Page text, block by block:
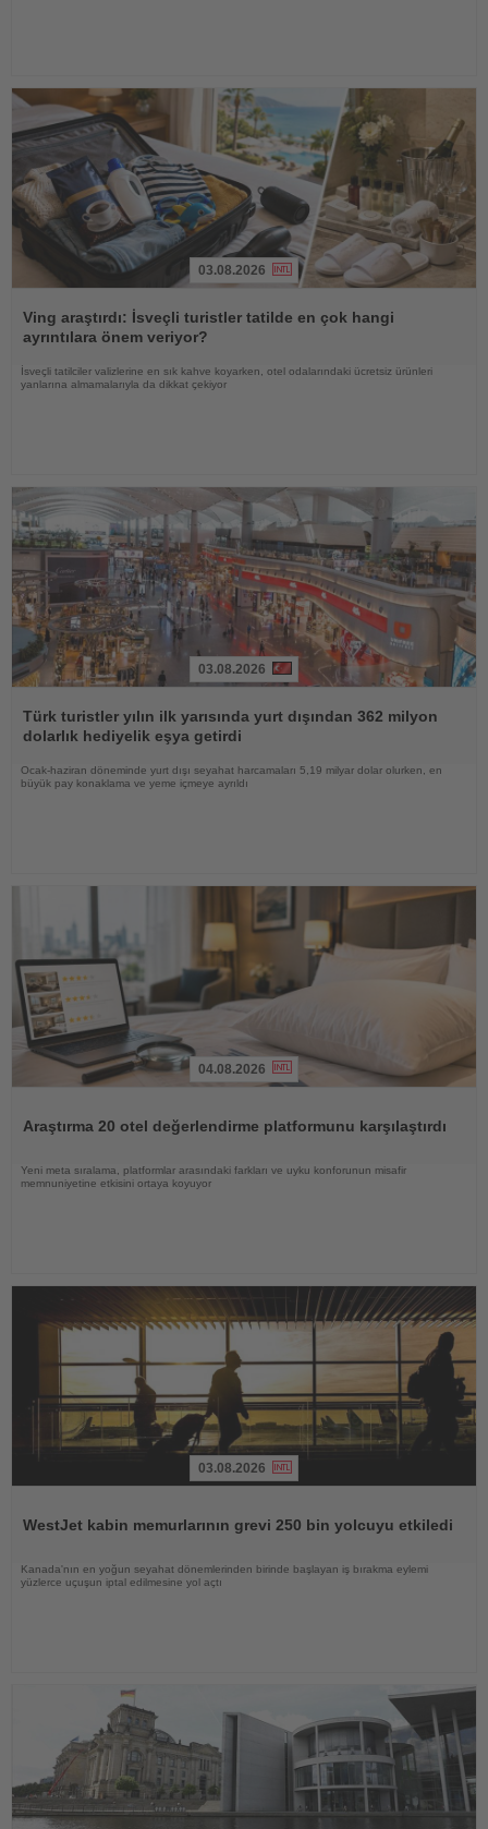
Oku
03.08.2026
Ving araştırdı: İsveçli turistler tatilde en çok hangi
ayrıntılara önem veriyor?
İsveçli tatilciler valizlerine en sık kahve koyarken, otel odalarındaki ücretsiz ürünleri
yanlarına almamalarıyla da dikkat çekiyor
Oku
03.08.2026
Türk turistler yılın ilk yarısında yurt dışından 362 milyon
dolarlık hediyelik eşya getirdi
Ocak-haziran döneminde yurt dışı seyahat harcamaları 5,19 milyar dolar olurken, en
büyük pay konaklama ve yeme içmeye ayrıldı
04.08.2026
Araştırma 20 otel değerlendirme platformunu karşılaştırdı
Yeni meta sıralama, platformlar arasındaki farkları ve uyku konforunun misafir
memnuniyetine etkisini ortaya koyuyor
03.08.2026
WestJet kabin memurlarının grevi 250 bin yolcuyu etkiledi
Kanada'nın en yoğun seyahat dönemlerinden birinde başlayan iş bırakma eylemi
yüzlerce uçuşun iptal edilmesine yol açtı